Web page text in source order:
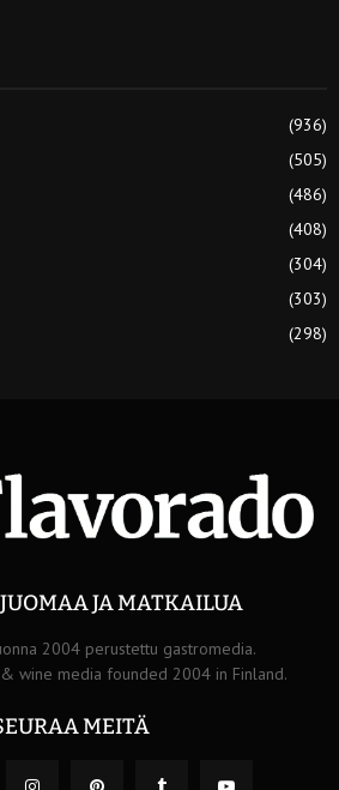
(936)
(505)
(486)
(408)
(304)
(303)
(298)
JA MATKAILUA
2004 perustettu gastromedia.
wine media founded 2004 in Finland.
MEITÄ